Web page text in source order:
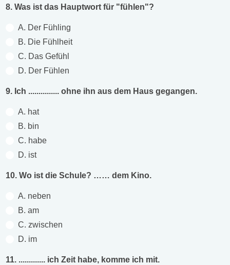
8. Was ist das Hauptwort für "fühlen"?
A. Der Fühling
B. Die Fühlheit
C. Das Gefühl
D. Der Fühlen
9. Ich ............... ohne ihn aus dem Haus gegangen.
A. hat
B. bin
C. habe
D. ist
10. Wo ist die Schule? …… dem Kino.
A. neben
B. am
C. zwischen
D. im
11. ............. ich Zeit habe, komme ich mit.